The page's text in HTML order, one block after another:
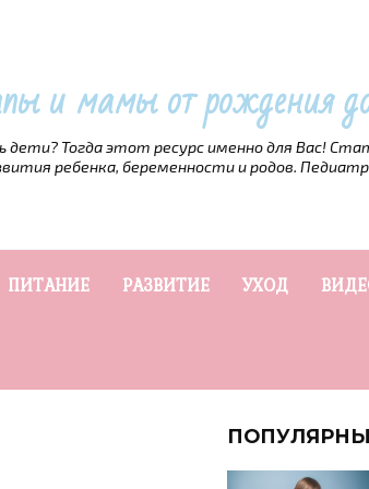
и мамы от рождения
дети? Тогда этот ресурс именно для Вас!
ребенка, беременности и родов.
ПИТАНИЕ РАЗВИТИЕ УХОД